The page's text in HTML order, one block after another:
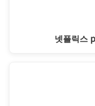
넷플릭스